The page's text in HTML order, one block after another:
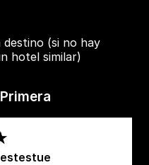
destino (si no hay
hotel similar)